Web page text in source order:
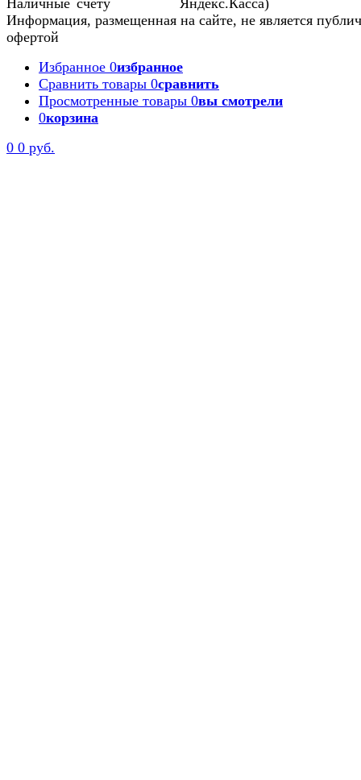
Информация, размещенная на сайте, не является
офертой
Избранное 0избранное
Сравнить товары 0сравнить
Просмотренные товары 0вы смотрели
0корзина
0 0 руб.